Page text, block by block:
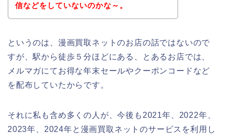
信などをしていないのかな～。
というのは、漫画買取ネットのお店の話ではないので
すが、駅から徒歩５分ほどにある、とあるお店では、
メルマガにてお得な年末セールやクーポンコードなど
を配布していたからです。
それに私も含め多くの人が、今後も2021年、2022年、
2023年、2024年と漫画買取ネットのサービスを利用し